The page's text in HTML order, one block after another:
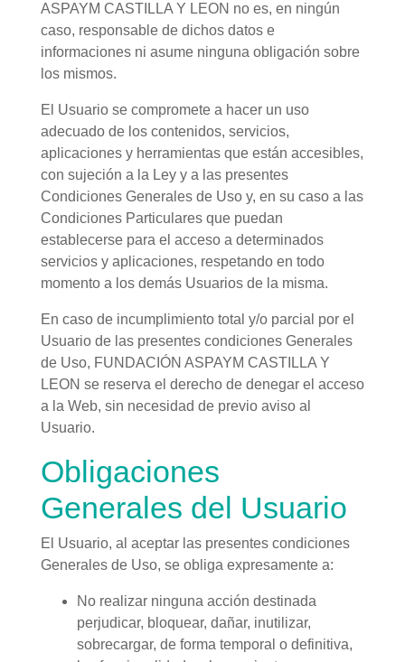
ASPAYM CASTILLA Y LEON no es, en ningún
caso, responsable de dichos datos e
informaciones ni asume ninguna obligación sobre
los mismos.
El Usuario se compromete a hacer un uso
adecuado de los contenidos, servicios,
aplicaciones y herramientas que están accesibles,
con sujeción a la Ley y a las presentes
Condiciones Generales de Uso y, en su caso a las
Condiciones Particulares que puedan
establecerse para el acceso a determinados
servicios y aplicaciones, respetando en todo
momento a los demás Usuarios de la misma.
En caso de incumplimiento total y/o parcial por el
Usuario de las presentes condiciones Generales
de Uso, FUNDACIÓN ASPAYM CASTILLA Y
LEON se reserva el derecho de denegar el acceso
a la Web, sin necesidad de previo aviso al
Usuario.
Obligaciones
Generales del Usuario
El Usuario, al aceptar las presentes condiciones
Generales de Uso, se obliga expresamente a:
No realizar ninguna acción destinada
perjudicar, bloquear, dañar, inutilizar,
sobrecargar, de forma temporal o definitiva,